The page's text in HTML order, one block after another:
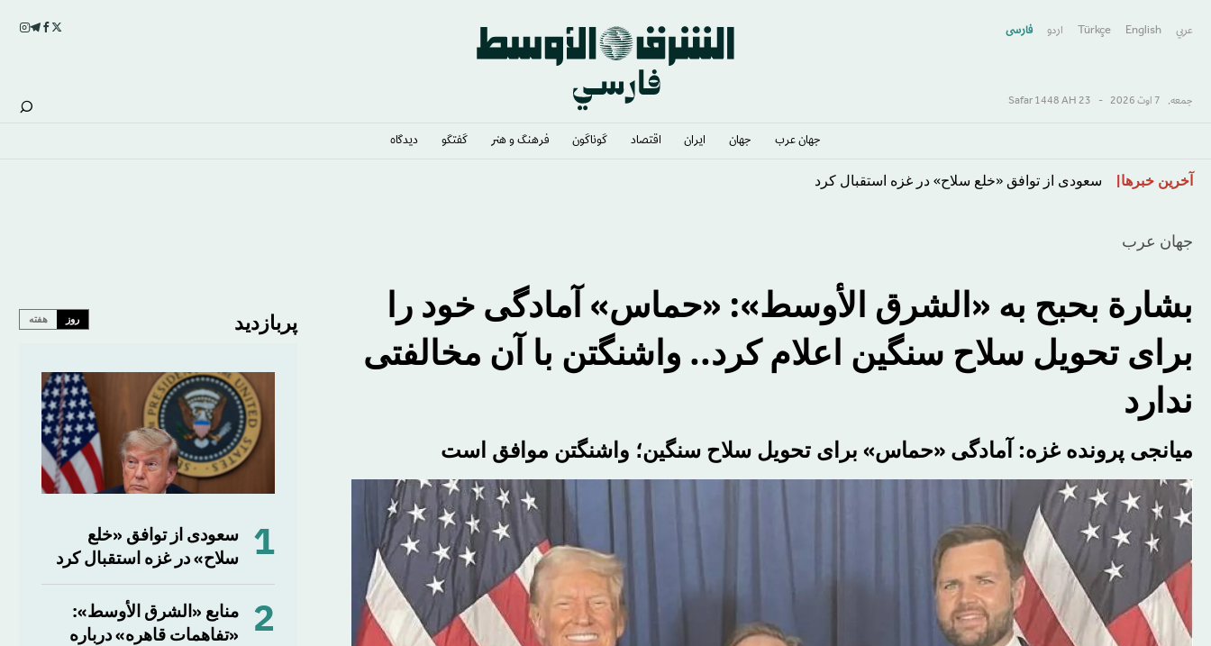
عربي English
Türkçe اردو فارسى
جمعه, 7 اوت 2026 -
23 Safar 1448 AH
جهان عرب جهان ایران اقتصاد گوناگون فرهنگ و هنر گفتگو دیدگاه
رفتن
اصلی
آخرین خبرها معضل ایران ترامپ را گرفتار کرده است
جهان عرب
بشارة بحبح به «الشرق الأوسط»: «حماس» آمادگی خود را
برای تحویل سلاح سنگین اعلام کرد.. واشنگتن با آن مخالفتی
ندارد
میانجی پرونده غزه: آمادگی «حماس» برای تحویل سلاح سنگین؛ واشنگتن موافق است
پربازدید روز هفته
1
سعودی از توافق «خلع
سلاح» در غزه استقبال کرد
2
منابع «الشرق الأوسط»:
«تفاهمات قاهره» درباره